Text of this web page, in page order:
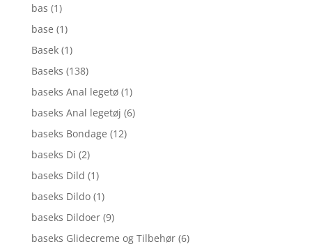
bas (1)
base (1)
Basek (1)
Baseks (138)
baseks Anal legetø (1)
baseks Anal legetøj (6)
baseks Bondage (12)
baseks Di (2)
baseks Dild (1)
baseks Dildo (1)
baseks Dildoer (9)
baseks Glidecreme og Tilbehør (6)